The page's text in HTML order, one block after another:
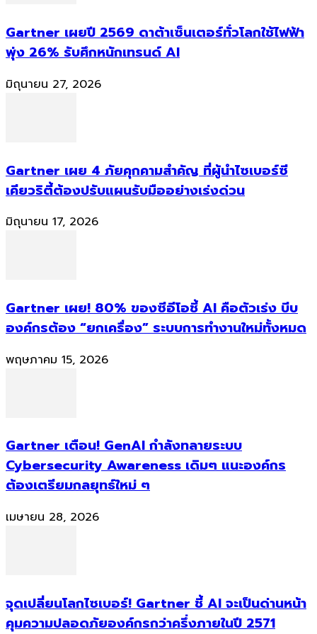
Gartner เผยปี 2569 ดาต้าเซ็นเตอร์ทั่วโลกใช้ไฟฟ้า
พุ่ง 26% รับศึกหนักเทรนด์ AI
มิถุนายน 27, 2026
Gartner เผย 4 ภัยคุกคามสำคัญ ที่ผู้นำไซเบอร์ซี
เคียวริตี้ต้องปรับแผนรับมืออย่างเร่งด่วน
มิถุนายน 17, 2026
Gartner เผย! 80% ของซีอีโอชี้ AI คือตัวเร่ง บีบ
องค์กรต้อง “ยกเครื่อง” ระบบการทำงานใหม่ทั้งหมด
พฤษภาคม 15, 2026
Gartner เตือน! GenAI กำลังทลายระบบ
Cybersecurity Awareness เดิมๆ แนะองค์กร
ต้องเตรียมกลยุทธ์ใหม่ ๆ
เมษายน 28, 2026
จุดเปลี่ยนโลกไซเบอร์! Gartner ชี้ AI จะเป็นด่านหน้า
คุมความปลอดภัยองค์กรกว่าครึ่งภายในปี 2571